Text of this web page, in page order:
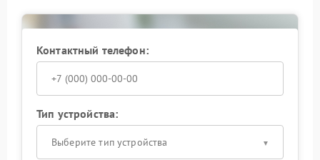
Контактный телефон:
Тип устройства:
Выберите тип устройства